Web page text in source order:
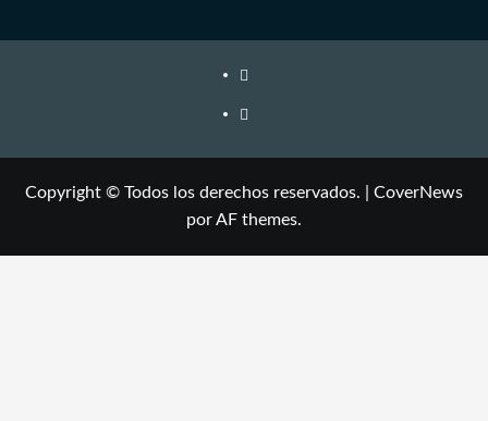
Copyright © Todos los derechos reservados.
CoverNews
por AF themes.